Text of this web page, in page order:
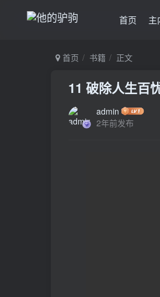
首页 主
首页 书籍 正文
11 破除人生百
admin
2年前发布